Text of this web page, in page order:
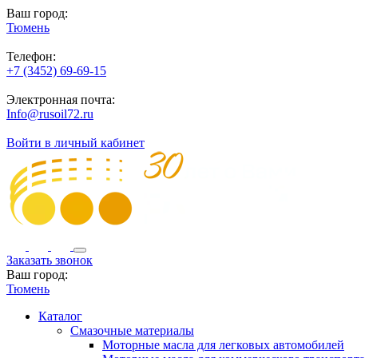
Ваш город:
Тюмень
Телефон:
+7 (3452) 69-69-15
Электронная почта:
Info@rusoil72.ru
Войти в личный кабинет
Заказать звонок
Ваш город:
Тюмень
Каталог
Смазочные материалы
Моторные масла для легковых автомобилей